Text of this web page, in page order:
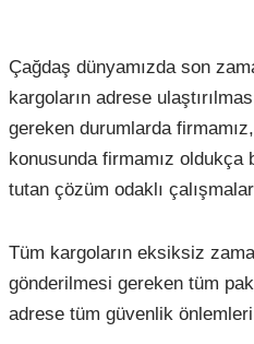
Çağdaş dünyamızda son
kargoların adrese
gereken durumlarda firmamız,
konusunda firmamız oldukça
tutan çözüm odaklı
Tüm kargoların eksiksiz
gönderilmesi gereken tüm
adrese tüm güvenlik